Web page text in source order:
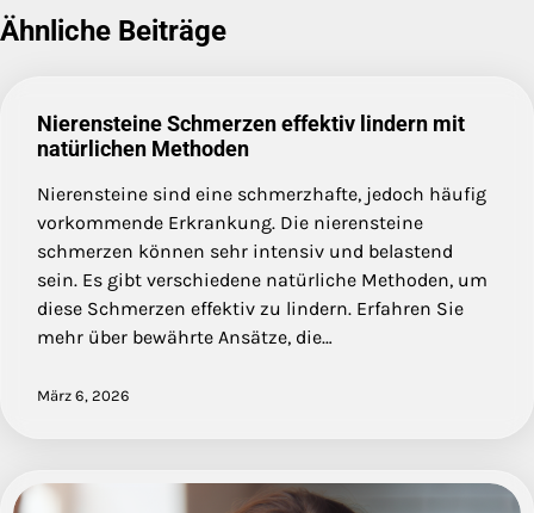
Ähnliche Beiträge
Nierensteine Schmerzen effektiv lindern mit
natürlichen Methoden
Nierensteine sind eine schmerzhafte, jedoch häufig
vorkommende Erkrankung. Die nierensteine
schmerzen können sehr intensiv und belastend
sein. Es gibt verschiedene natürliche Methoden, um
diese Schmerzen effektiv zu lindern. Erfahren Sie
mehr über bewährte Ansätze, die…
März 6, 2026